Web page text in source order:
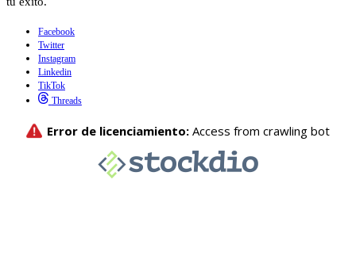
Facebook
Twitter
Instagram
Linkedin
TikTok
Threads